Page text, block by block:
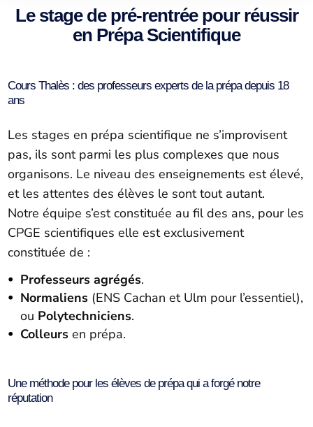
Le stage de pré-rentrée pour réussir
en Prépa Scientifique
Cours Thalès : des professeurs experts de la prépa depuis 18
ans
Les stages en prépa scientifique ne s’improvisent
pas, ils sont parmi les plus complexes que nous
organisons. Le niveau des enseignements est élevé,
et les attentes des élèves le sont tout autant.
Notre équipe s’est constituée au fil des ans, pour les
CPGE scientifiques elle est exclusivement
constituée de :
Professeurs agrégés.
Normaliens (ENS Cachan et Ulm pour l’essentiel),
ou Polytechniciens.
Colleurs en prépa.
Une méthode pour les élèves de prépa qui a forgé notre
réputation